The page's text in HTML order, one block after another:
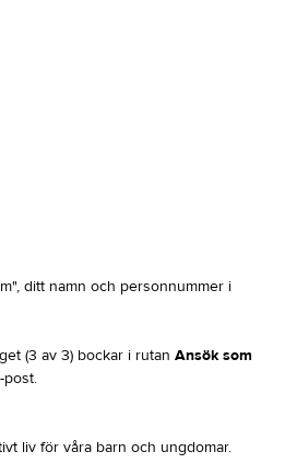
ditt namn och personnummer i
(3 av 3) bockar i rutan Ansök som
post.
liv för våra barn och ungdomar.